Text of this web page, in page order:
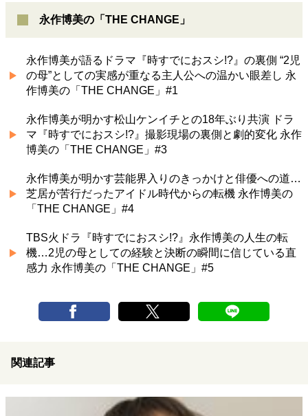
永作博美の「THE CHANGE」
永作博美が語るドラマ『時すでにおスシ!?』の裏側 “2児
の母”としての実感が重なる主人公への温かい眼差し 永
作博美の「THE CHANGE」#1
永作博美が明かす松山ケンイチとの18年ぶり共演 ドラ
マ『時すでにおスシ!?』撮影現場の裏側と劇的変化 永作
博美の「THE CHANGE」#3
永作博美が明かす芸能界入りのきっかけと俳優への道…
芝居が苦行だったアイドル時代からの転機 永作博美の
「THE CHANGE」#4
TBS火ドラ『時すでにおスシ!?』永作博美の人生の転
機…2児の母としての経験と決断の瞬間に信じている直
感力 永作博美の「THE CHANGE」#5
関連記事